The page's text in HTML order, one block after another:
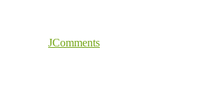
JComments